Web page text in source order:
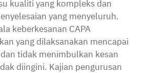
kualiti yang kompleks dan
yang menyeluruh.
keberkesanan CAPA
yang dilaksanakan mencapai
tidak menimbulkan kesan
diingini. Kajian pengurusan